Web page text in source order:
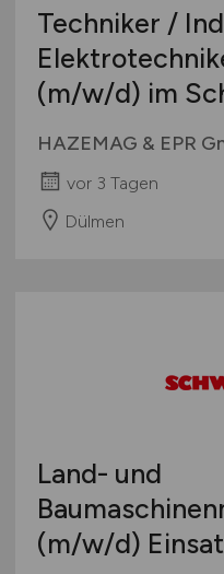
Techniker /
(m/w/d) im
HAZEMAG & EPR
vor 3 Tagen
Dülmen
Land- und
(m/w/d)